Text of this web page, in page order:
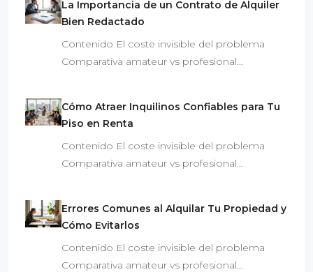
La Importancia de un Contrato de Alquiler
Bien Redactado
Contenido El coste invisible del problema
Comparativa amateur vs profesional…
Cómo Atraer Inquilinos Confiables para Tu
Piso en Renta
Contenido El coste invisible del problema
Comparativa amateur vs profesional…
Errores Comunes al Alquilar Tu Propiedad y
Cómo Evitarlos
Contenido El coste invisible del problema
Comparativa amateur vs profesional…